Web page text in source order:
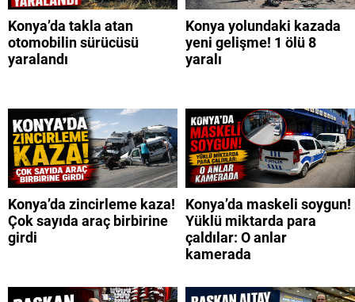
Konya’da takla atan
otomobilin sürücüsü
yaralandı
Konya yolundaki kazada
yeni gelişme! 1 ölü 8
yaralı
Konya’da zincirleme kaza!
Çok sayıda araç birbirine
girdi
Konya’da maskeli soygun!
Yüklü miktarda para
çaldılar: O anlar
kamerada